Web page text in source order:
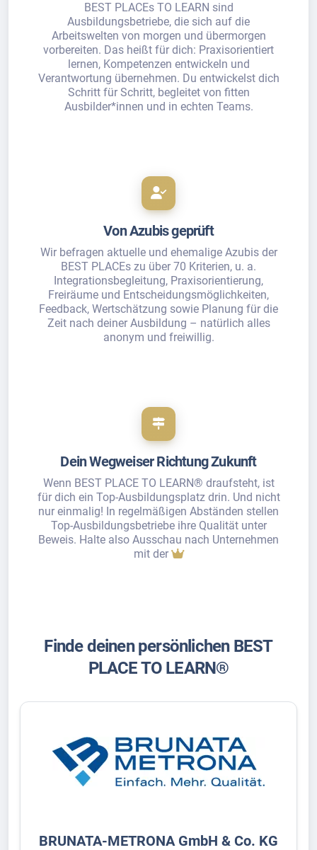
BEST PLACEs TO LEARN sind
Ausbildungsbetriebe, die sich auf die
Arbeitswelten von morgen und übermorgen
vorbereiten. Das heißt für dich: Praxisorientiert
lernen, Kompetenzen entwickeln und
Verantwortung übernehmen. Du entwickelst dich
Schritt für Schritt, begleitet von fitten
Ausbilder*innen und in echten Teams.
Von Azubis geprüft
Wir befragen aktuelle und ehemalige Azubis der
BEST PLACEs zu über 70 Kriterien, u. a.
Integrationsbegleitung, Praxisorientierung,
Freiräume und Entscheidungsmöglichkeiten,
Feedback, Wertschätzung sowie Planung für die
Zeit nach deiner Ausbildung – natürlich alles
anonym und freiwillig.
Dein Wegweiser Richtung Zukunft
Wenn BEST PLACE TO LEARN® draufsteht, ist
für dich ein Top-Ausbildungsplatz drin. Und nicht
nur einmalig! In regelmäßigen Abständen stellen
Top-Ausbildungsbetriebe ihre Qualität unter
Beweis. Halte also Ausschau nach Unternehmen
mit der
Finde deinen persönlichen BEST
PLACE TO LEARN®
BRUNATA-METRONA GmbH & Co. KG